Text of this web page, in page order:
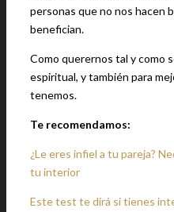
personas que no nos hacen
benefician.
Como querernos tal y como
espiritual, y también para
tenemos.
Te recomendamos:
¿Le eres infiel a tu pareja?
tu interior
Este test te dirá si tienes